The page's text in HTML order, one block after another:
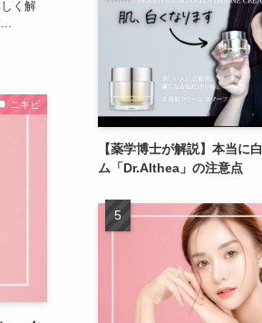
く解
ニキビ
【薬学博士が解説】本当に
ム「Dr.Althea」の注意点